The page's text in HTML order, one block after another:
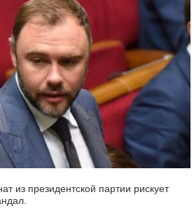
из президентской партии рискует